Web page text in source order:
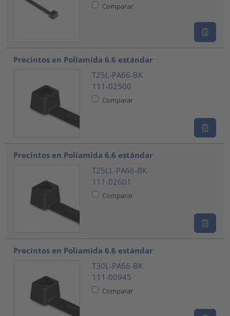
Comparar
Precintos en Poliamida 6.6 estándar
T25L-PA66-BK
111-02500
Comparar
Precintos en Poliamida 6.6 estándar
T25LL-PA66-BK
111-02601
Comparar
Precintos en Poliamida 6.6 estándar
T30L-PA66-BK
111-00945
Comparar